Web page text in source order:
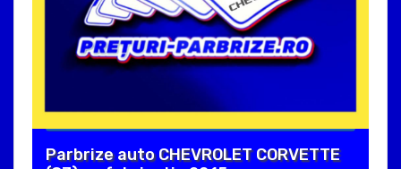
Parbrize auto CHEVROLET CORVETTE